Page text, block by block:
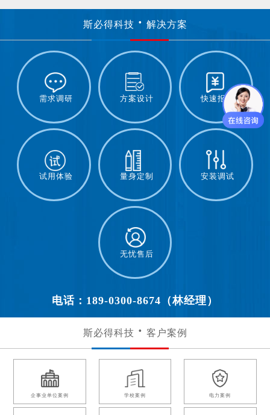
斯必得科技 解决方案
需求调研 方案设计 快速报价
试用体验 量身定制 安装调试
无忧售后
电话：189-0300-8674（林经理）
斯必得科技 客户案例
企事业单位案例 学校案例 电力案例